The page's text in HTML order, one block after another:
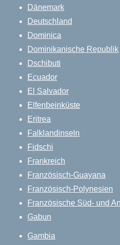
Dänemark
Deutschland
Dominica
Dominikanische Republik
Dschibuti
Ecuador
El Salvador
Elfenbeinküste
Eritrea
Falklandinseln
Fidschi
Frankreich
Französisch-Guayana
Französisch-Polynesien
Französische Süd- und
Gabun
Gambia